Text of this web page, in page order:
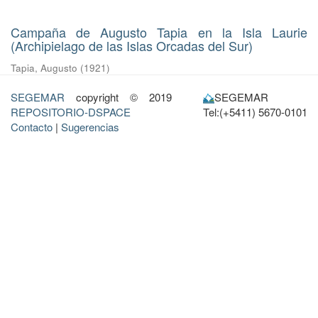
Campaña de Augusto Tapia en la Isla Laurie
(Archipielago de las Islas Orcadas del Sur)
Tapia, Augusto (1921)
SEGEMAR copyright © 2019
REPOSITORIO-DSPACE
Contacto | Sugerencias
SEGEMAR
Tel:(+5411) 5670-0101